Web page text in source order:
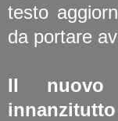
testo
da portare
Il nuovo